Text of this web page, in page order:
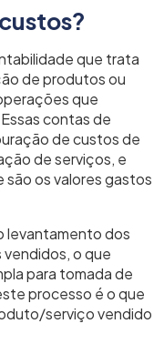
que trata
de produtos ou
que
contas de
de custos de
de serviços, e
os valores gastos
levantamento dos
o que
para tomada de
processo é o que
serviço vendido